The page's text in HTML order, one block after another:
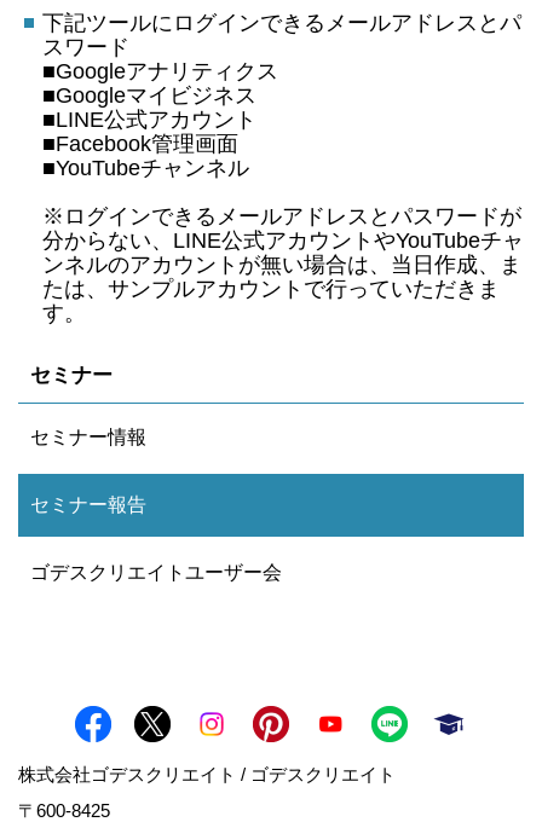
下記ツールにログインできるメールアドレスとパ
スワード
■Googleアナリティクス
■Googleマイビジネス
■LINE公式アカウント
■Facebook管理画面
■YouTubeチャンネル
※ログインできるメールアドレスとパスワードが
分からない、LINE公式アカウントやYouTubeチャ
ンネルのアカウントが無い場合は、当日作成、ま
たは、サンプルアカウントで行っていただきま
す。
セミナー
セミナー情報
セミナー報告
ゴデスクリエイトユーザー会
株式会社ゴデスクリエイト / ゴデスクリエイト
〒600-8425